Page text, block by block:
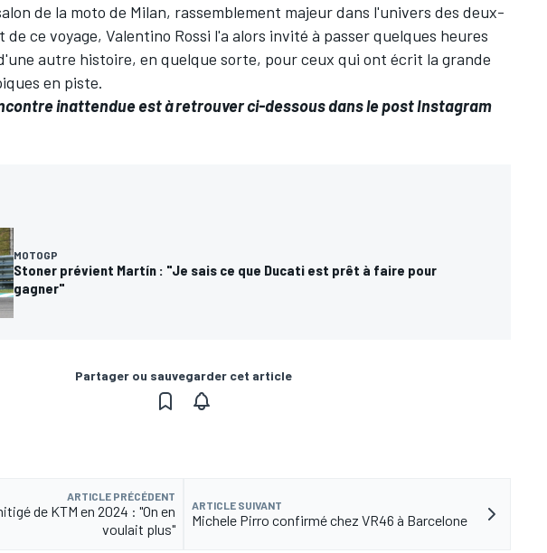
de la moto de Milan, rassemblement majeur dans l'univers des deux-
de ce voyage, Valentino Rossi l'a alors invité à passer quelques heures
autre histoire, en quelque sorte, pour ceux qui ont écrit la grande
en piste.
inattendue est à retrouver ci-dessous dans le post Instagram
MOTOGP
Stoner prévient Martín : "Je sais ce que Ducati est prêt à faire pour
gagner"
Partager ou sauvegarder cet article
ARTICLE PRÉCÉDENT
de KTM en 2024 : "On en
voulait plus"
ARTICLE SUIVANT
Michele Pirro confirmé chez VR46 à Barcelone